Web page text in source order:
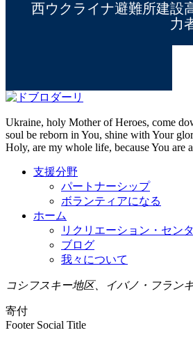
西ウクライナ避難所建設
力
Ukraine, holy Mother of Heroes, come
soul be reborn in You, shine with Your
Holy, are my whole life, because You are
支援分野
パートナーシップ
ボランティアになる
ホーム
リクリエーション・セン
ブログ
我々について
コシフスキー地区、イバノ・フラン
寄付
Footer Social Title